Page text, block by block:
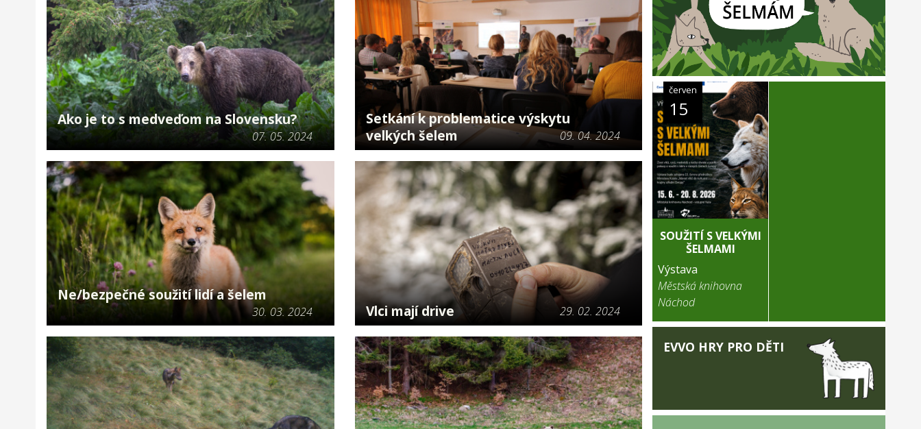
Ako je to s medveďom na Slovensku?
07. 05. 2024
Setkání k problematice výskytu
velkých šelem
09. 04. 2024
Ne/bezpečné soužití lidí a šelem
30. 03. 2024 Vlci mají drive 29. 02. 2024
červen
15
SOUŽITÍ S VELKÝMI
ŠELMAMI
Výstava
Městská knihovna
Náchod
EVVO HRY PRO DĚTI